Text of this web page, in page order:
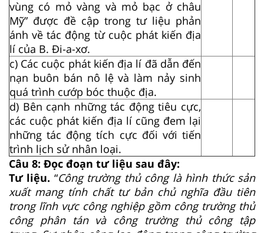
vùng có mỏ vàng và mỏ bạc ở châu
Mỹ” được đề cập trong tư liệu phản
ánh về tác động từ cuộc phát kiến địa
lí của B. Đi-a-xơ.
c) Các cuộc phát kiến địa lí đã dẫn đến
nạn buôn bán nô lệ và làm nảy sinh
quá trình cướp bóc thuộc địa.
d) Bên cạnh những tác động tiêu cực,
các cuộc phát kiến địa lí cũng đem lại
những tác động tích cực đối với tiến
trình lịch sử nhân loại.
Câu 8: Đọc đoạn tư liệu sau đây:
Tư liệu. “Công trường thủ công là hình thức sản
xuất mang tính chất tư bản chủ nghĩa đầu tiên
trong lĩnh vực công nghiệp gồm công trường thủ
công phân tán và công trường thủ công tập